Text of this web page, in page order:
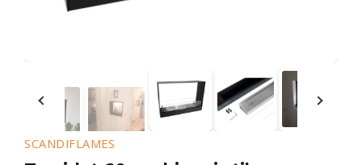
SCANDIFLAMES